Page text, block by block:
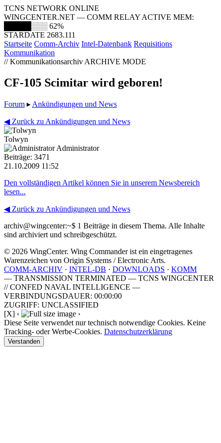
TCNS NETWORK ONLINE
WINGCENTER.NET — COMM RELAY ACTIVE MEM:
█████░░░ 62%
STARDATE 2683.111
Startseite Comm-Archiv Intel-Datenbank Requisitions
Kommunikation
// Kommunikationsarchiv ARCHIVE MODE
CF-105 Scimitar wird geboren!
Forum ▸ Ankündigungen und News
◀ Zurück zu Ankündigungen und News
Tolwyn
Administrator
Beiträge: 3471
21.10.2009 11:52
Den vollständigen Artikel können Sie in unserem Newsbereich
lesen...
◀ Zurück zu Ankündigungen und News
archiv@wingcenter:~$ 1 Beiträge in diesem Thema. Alle Inhalte
sind archiviert und schreibgeschützt.
© 2026 WingCenter. Wing Commander ist ein eingetragenes
Warenzeichen von Origin Systems / Electronic Arts.
COMM-ARCHIV · INTEL-DB · DOWNLOADS · KOMM
— TRANSMISSION TERMINATED — TCNS WINGCENTER
// CONFED NAVAL INTELLIGENCE —
VERBINDUNGSDAUER: 00:00:00
ZUGRIFF: UNCLASSIFIED
[X] ‹
›
Diese Seite verwendet nur technisch notwendige Cookies. Keine
Tracking- oder Werbe-Cookies. Datenschutzerklärung
Verstanden